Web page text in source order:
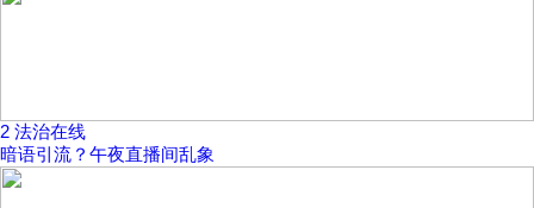
2 法治在线
暗语引流？午夜直播间乱象